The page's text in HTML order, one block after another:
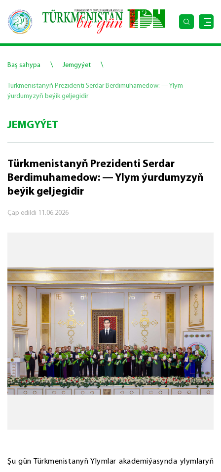
Baş sahypa \ Jemgyýet \
Türkmenistanyň Prezidenti Serdar Berdimuhamedow: — Ylym
ýurdumyzyň beýik geljegidir
JEMGYÝET
Türkmenistanyň Prezidenti Serdar
Berdimuhamedow: — Ylym ýurdumyzyň
beýik geljegidir
Çap edildi 11.06.2026
Şu gün Türkmenistanyň Ylymlar akademiýasynda ylymlaryň